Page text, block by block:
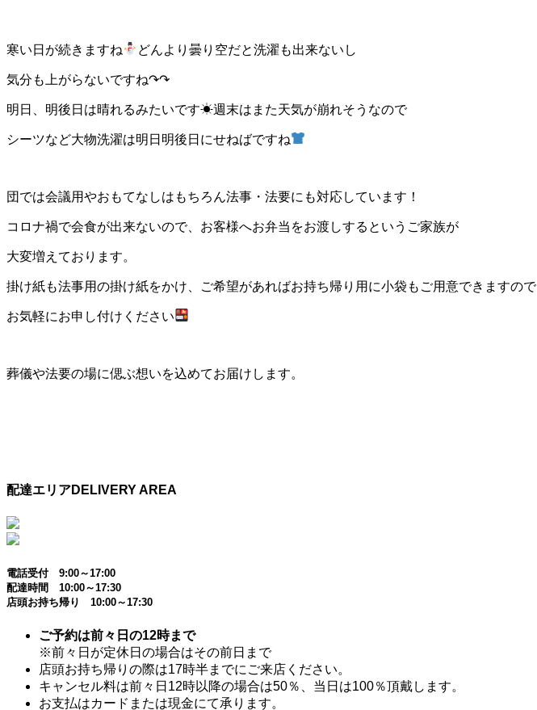
寒い日が続きますね どんより曇り空だと洗濯も出来ないし
気分も上がらないですね↷↷
明日、明後日は晴れるみたいです☀週末はまた天気が崩れそうなので
シーツなど大物洗濯は明日明後日にせねばですね
団では会議用やおもてなしはもちろん法事・法要にも対応しています！
コロナ禍で会食が出来ないので、お客様へお弁当をお渡しするというご家族が
大変増えております。
掛け紙も法事用の掛け紙をかけ、ご希望があればお持ち帰り用に小袋もご用意できますので
お気軽にお申し付けください
葬儀や法要の場に偲ぶ想いを込めてお届けします。
配達エリアDELIVERY AREA
電話受付 9:00～17:00
配達時間 10:00～17:30
店頭お持ち帰り 10:00～17:30
ご予約は前々日の12時まで
※前々日が定休日の場合はその前日まで
店頭お持ち帰りの際は17時半までにご来店ください。
キャンセル料は前々日12時以降の場合は50％、当日は100％頂戴します。
お支払はカードまたは現金にて承ります。